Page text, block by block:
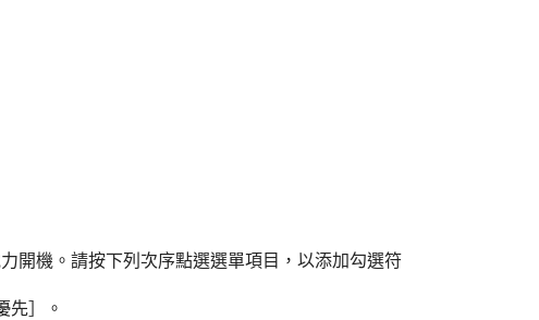
開機。請按下列次序點選選單項目，以添加勾選符
先］。